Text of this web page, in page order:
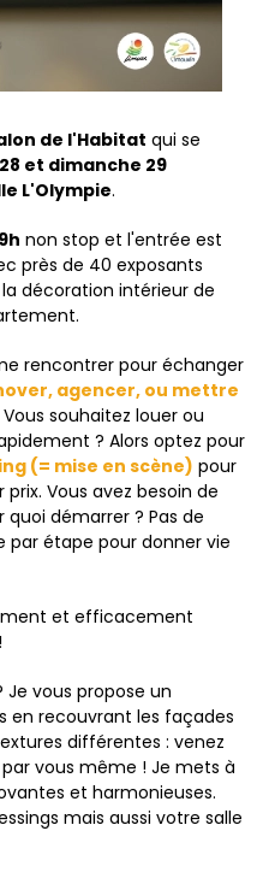
de l'Habitat qui se
et dimanche 29
L'Olympie.
non stop et l'entrée est
près de 40 exposants
décoration intérieur de
rencontrer pour échanger
agencer, ou mettre
Vous souhaitez louer ou
? Alors optez pour
(= mise en scène) pour
Vous avez besoin de
quoi démarrer ? Pas de
par étape pour donner vie
et efficacement
!
vous propose un
en recouvrant les façades
différentes : venez
vous même ! Je mets à
et harmonieuses.
mais aussi votre salle